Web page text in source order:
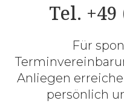
Tel. +49
Für
Anliegen
persönlich